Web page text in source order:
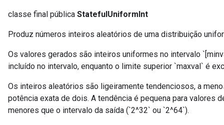
classe final pública StatefulUniformInt
Produz números inteiros aleatórios de uma distribuição
Os valores gerados são inteiros uniformes no intervalo
incluído no intervalo, enquanto o limite superior `maxval` é
Os inteiros aleatórios são ligeiramente tendenciosos, a
potência exata de dois. A tendência é pequena para valores
menores que o intervalo da saída (`2^32` ou `2^64`).